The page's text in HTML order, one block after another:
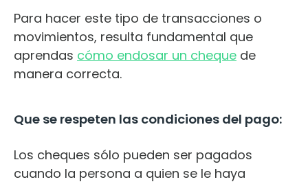
Para hacer este tipo de transacciones o
movimientos, resulta fundamental que
aprendas cómo endosar un cheque de
manera correcta.
Que se respeten las condiciones del pago:
Los cheques sólo pueden ser pagados
cuando la persona a quien se le haya